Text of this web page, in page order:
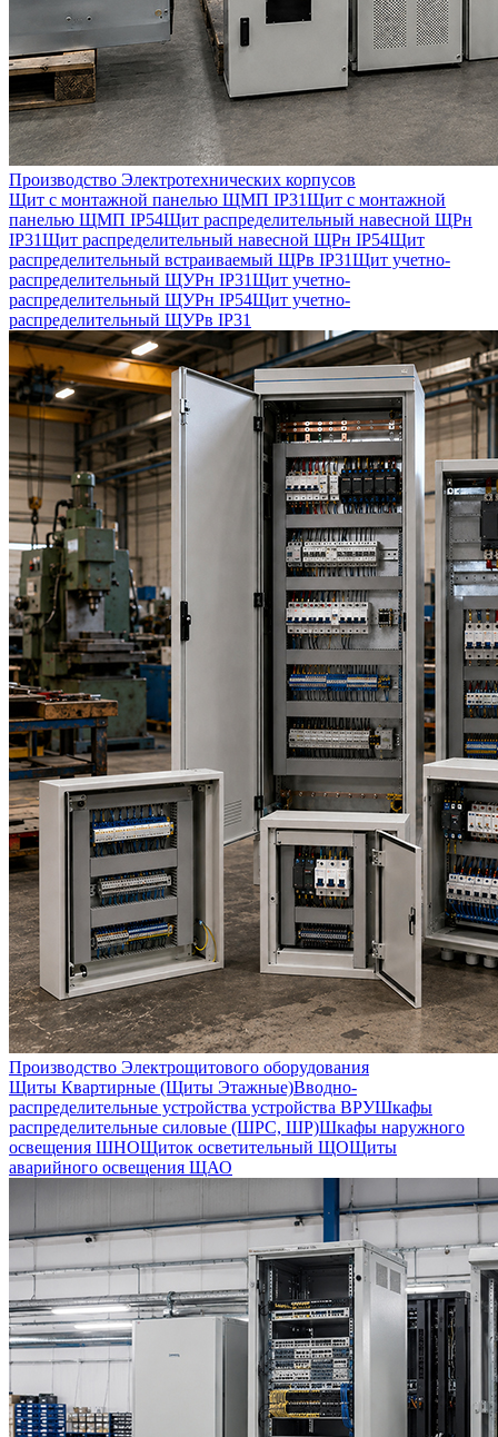
Производство Электротехнических корпусов
Щит с монтажной панелью ЩМП IP31Щит с монтажной
панелью ЩМП IP54Щит распределительный навесной ЩРн
IP31Щит распределительный навесной ЩРн IP54Щит
распределительный встраиваемый ЩРв IP31Щит учетно-
распределительный ЩУРн IP31Щит учетно-
распределительный ЩУРн IP54Щит учетно-
распределительный ЩУРв IP31
Производство Электрощитового оборудования
Щиты Квартирные (Щиты Этажные)Вводно-
распределительные устройства устройства ВРУШкафы
распределительные силовые (ШРС, ШР)Шкафы наружного
освещения ШНОЩиток осветительный ЩОЩиты
аварийного освещения ЩАО